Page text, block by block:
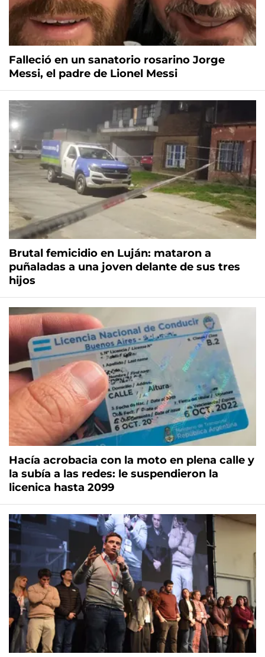
Falleció en un sanatorio rosarino Jorge
Messi, el padre de Lionel Messi
Brutal femicidio en Luján: mataron a
puñaladas a una joven delante de sus tres
hijos
Hacía acrobacia con la moto en plena calle y
la subía a las redes: le suspendieron la
licenica hasta 2099